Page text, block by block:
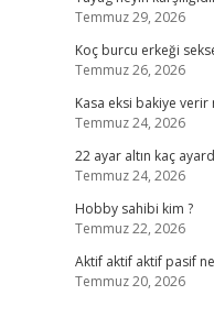
Temmuz 29, 2026
Koç burcu erkeği
Temmuz 26, 2026
Kasa eksi bakiye verir
Temmuz 24, 2026
22 ayar altın kaç
Temmuz 24, 2026
Hobby sahibi kim ?
Temmuz 22, 2026
Aktif aktif aktif pasif
Temmuz 20, 2026